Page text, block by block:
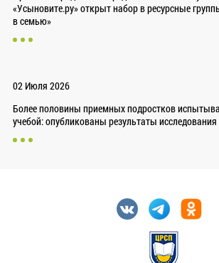
«Усыновите.ру» открыт набор в ресурсные
в семью»
02 Июля 2026
Более половины приемных подростков
учебой: опубликованы результаты исследования